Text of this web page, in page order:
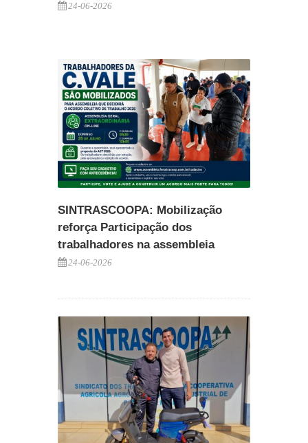
24-06-2026
SINTRASCOOPA: Mobilização
reforça Participação dos
trabalhadores na assembleia
24-06-2026